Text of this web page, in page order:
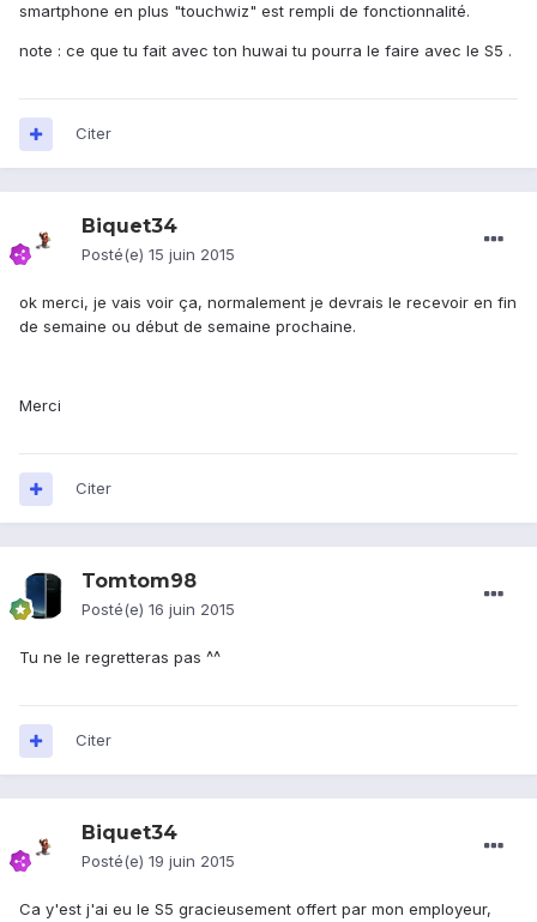
smartphone en plus "touchwiz" est rempli de fonctionnalité.
note : ce que tu fait avec ton huwai tu pourra le faire avec le S5 .
Citer
Biquet34
Posté(e) 15 juin 2015
ok merci, je vais voir ça, normalement je devrais le recevoir en fin
de semaine ou début de semaine prochaine.
Merci
Citer
Tomtom98
Posté(e) 16 juin 2015
Tu ne le regretteras pas ^^
Citer
Biquet34
Posté(e) 19 juin 2015
Ca y'est j'ai eu le S5 gracieusement offert par mon employeur,